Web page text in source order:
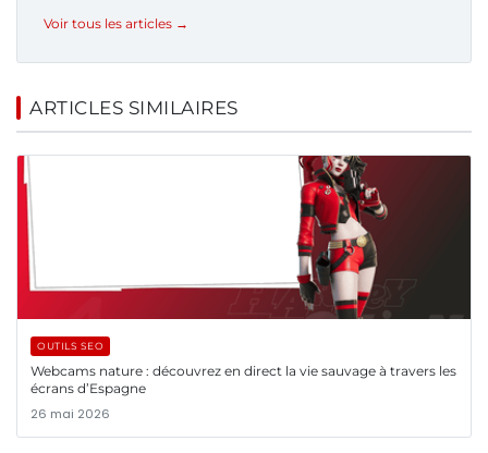
Voir tous les articles →
ARTICLES SIMILAIRES
OUTILS SEO
Webcams nature : découvrez en direct la vie sauvage à travers les
écrans d’Espagne
26 mai 2026